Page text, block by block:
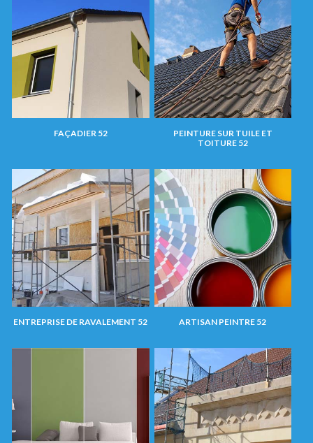
FAÇADIER 52
PEINTURE SUR TUILE ET
TOITURE 52
ENTREPRISE DE RAVALEMENT 52 ARTISAN PEINTRE 52